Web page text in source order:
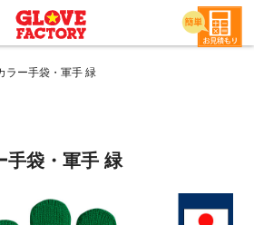
ラー手袋・軍手 緑
手袋・軍手 緑